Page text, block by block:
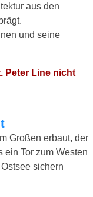
aus den
und seine
Peter Line nicht
Großen erbaut, der
ein Tor zum Westen
sichern